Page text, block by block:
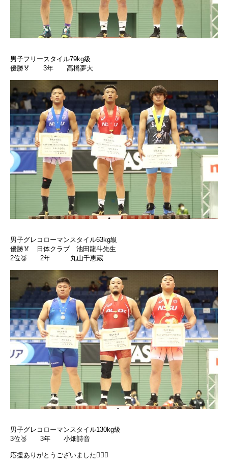
男子フリースタイル79kg級
優勝🏅 3年 高橋夢大
男子グレコローマンスタイル63kg級
優勝🏅 日体クラブ 池田龍斗先生
2位🥈 2年 丸山千恵蔵
男子グレコローマンスタイル130kg級
3位🥉 3年 小畑詩音
応援ありがとうございました🙇🏻‍♂️